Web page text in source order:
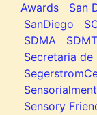
Awards
San
SanDiego
SDMA
SDMT
Secretaria de
Sensory